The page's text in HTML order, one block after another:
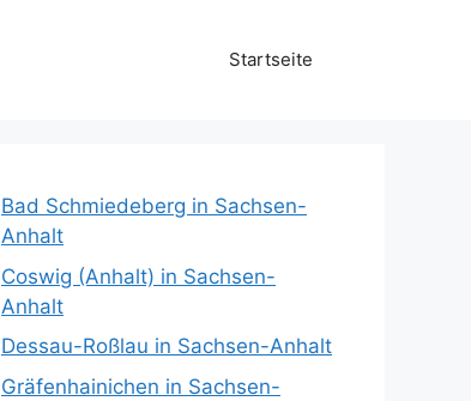
Startseite
Bad Schmiedeberg in Sachsen-
Anhalt
Coswig (Anhalt) in Sachsen-
Anhalt
Dessau-Roßlau in Sachsen-Anhalt
Gräfenhainichen in Sachsen-